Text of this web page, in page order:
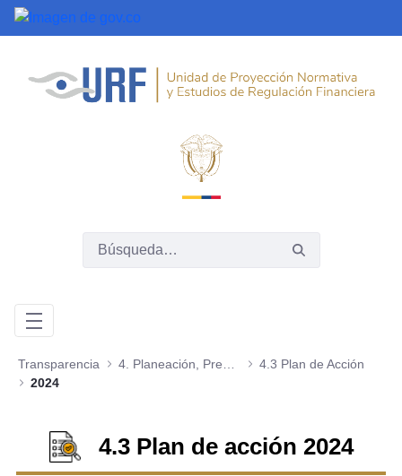
Saltar al contenido principal
Transparencia
4.3 Plan de Acción
2024
4.3 Plan de acción 2024